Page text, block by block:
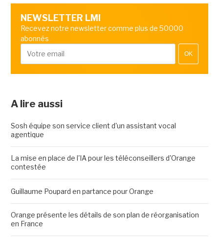
NEWSLETTER LMI
Recevez notre newsletter comme plus de 50000
abonnés
OK
A lire aussi
Sosh équipe son service client d'un assistant vocal
agentique
La mise en place de l'IA pour les téléconseillers d'Orange
contestée
Guillaume Poupard en partance pour Orange
Orange présente les détails de son plan de réorganisation
en France